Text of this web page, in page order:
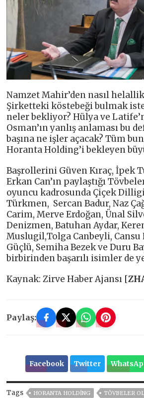
Namzet Mahir’den nasıl
Şirketteki köstebeği bulmak
neler bekliyor? Hülya ve
Osman’ın yanlış anlaması bu
başına ne işler açacak? Tüm
Horanta Holding’i bekleyen
Başrollerini Güven Kıraç, İpek
Erkan Can’ın paylaştığı
oyuncu kadrosunda Çiçek
Türkmen, Sercan Badur, Naz
Carim, Merve Erdoğan, Ünal
Denizmen, Batuhan Aydar,
Muslugil,Tolga Canbeyli, Cansu
Güçlü, Semiha Bezek ve Duru
birbirinden başarılı isimler de
Kaynak: Zirve Haber Ajansı [
Paylaş:
Facebook Twitter
Tags HORANTA HOLDING
TÖVBELER